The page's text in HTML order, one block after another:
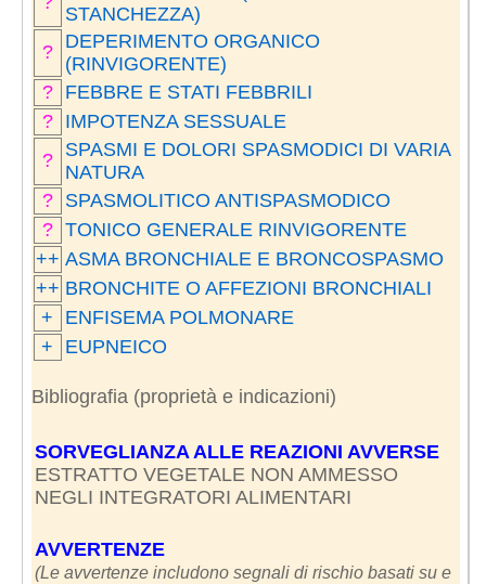
STANCHEZZA)
?
DEPERIMENTO ORGANICO
(RINVIGORENTE)
?
FEBBRE E STATI FEBBRILI
?
IMPOTENZA SESSUALE
?
SPASMI E DOLORI SPASMODICI DI VARIA
NATURA
?
SPASMOLITICO ANTISPASMODICO
? TONICO GENERALE RINVIGORENTE
++ ASMA BRONCHIALE E BRONCOSPASMO
++ BRONCHITE O AFFEZIONI BRONCHIALI
+
ENFISEMA POLMONARE
+
EUPNEICO
Bibliografia (proprietà e indicazioni)
SORVEGLIANZA ALLE REAZIONI AVVERSE
ESTRATTO VEGETALE NON AMMESSO
NEGLI INTEGRATORI ALIMENTARI
AVVERTENZE
(Le avvertenze includono segnali di rischio basati su e